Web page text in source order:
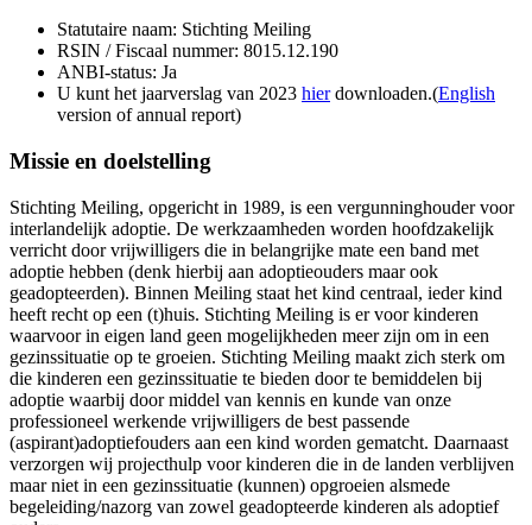
Statutaire naam: Stichting Meiling
RSIN / Fiscaal nummer: 8015.12.190
ANBI-status: Ja
U kunt het jaarverslag van 2023 hierdownloaden.(English
version of annual report)
Missie en doelstelling
Stichting Meiling, opgericht in 1989, is een vergunninghouder voor
interlandelijk adoptie. De werkzaamheden worden hoofdzakelijk
verricht door vrijwilligers die in belangrijke mate een band met
adoptie hebben (denk hierbij aan adoptieouders maar ook
geadopteerden). Binnen Meiling staat het kind centraal, ieder kind
heeft recht op een (t)huis. Stichting Meiling is er voor kinderen
waarvoor in eigen land geen mogelijkheden meer zijn om in een
gezinssituatie op te groeien. Stichting Meiling maakt zich sterk om
die kinderen een gezinssituatie te bieden door te bemiddelen bij
adoptie waarbij door middel van kennis en kunde van onze
professioneel werkende vrijwilligers de best passende
(aspirant)adoptiefouders aan een kind worden gematcht. Daarnaast
verzorgen wij projecthulp voor kinderen die in de landen verblijven
maar niet in een gezinssituatie (kunnen) opgroeien alsmede
begeleiding/nazorg van zowel geadopteerde kinderen als adoptief